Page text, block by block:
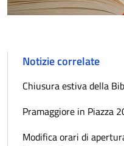
Notizie correlate
Chiusura estiva della
Pramaggiore in Piazza
Modifica orari di